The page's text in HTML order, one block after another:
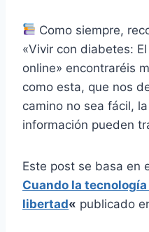
Como siempre,
«Vivir con diabetes:
online» encontraréis
como esta, que nos
camino no sea fácil,
información pueden
Este post se basa en
Cuando la
libertad« publicado